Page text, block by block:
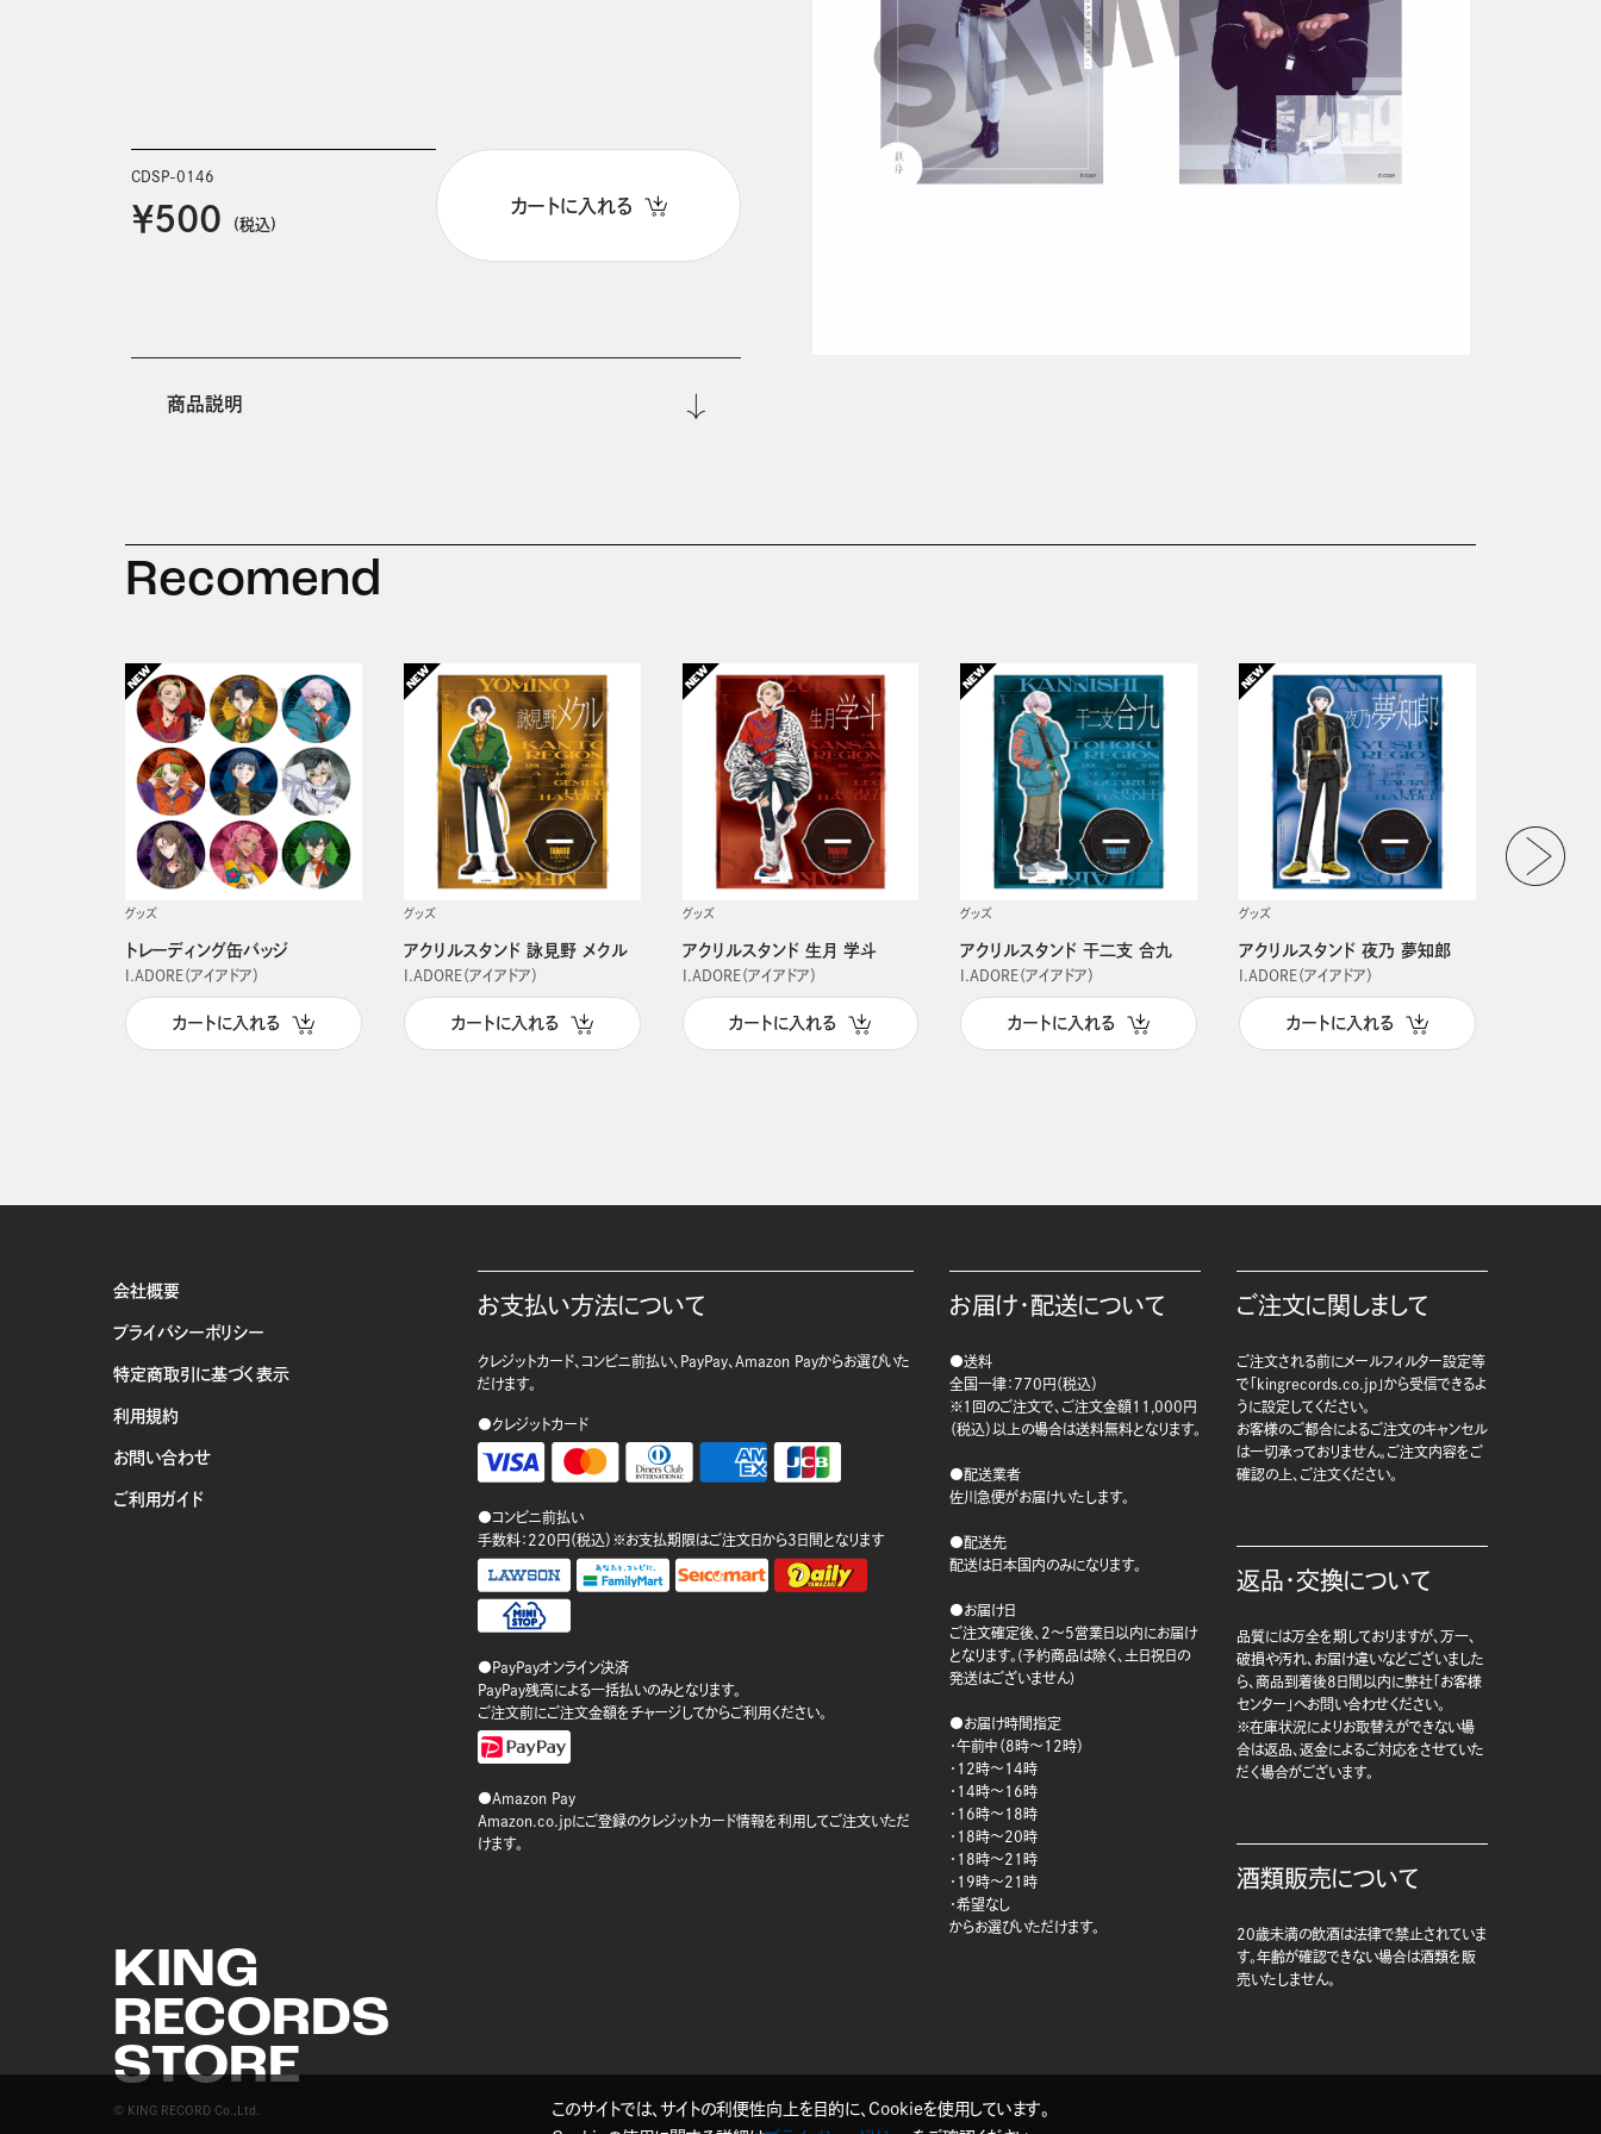
CDSP-0146
￥500 (税込)
カートに入れる
商品説明
Recomend
グッズ
トレーディング缶バッジ
I.ADORE（アイアドア）
カートに入れる
グッズ
アクリルスタンド 詠見野 メクル
I.ADORE（アイアドア）
カートに入れる
グッズ
アクリルスタンド 生月 学斗
I.ADORE（アイアドア）
カートに入れる
グッズ
アクリルスタンド 干二支 合九
I.ADORE（アイアドア）
カートに入れる
グッズ
アクリルスタンド 夜乃 夢知郎
I.ADORE（アイアドア）
カートに入れる
会社概要
プライバシーポリシー
特定商取引に基づく表示
利用規約
お問い合わせ
ご利用ガイド
KING
RECORDS
STORE
© KING RECORD Co.,Ltd.
お支払い方法について
クレジットカード、コンビニ前払い、PayPay、Amazon Payからお選びいた
だけます。
●クレジットカード
●コンビニ前払い
手数料：220円（税込）※お支払期限はご注文日から3日間となります
●PayPayオンライン決済
PayPay残高による一括払いのみとなります。
ご注文前にご注文金額をチャージしてからご利用ください。
●Amazon Pay
Amazon.co.jpにご登録のクレジットカード情報を利用してご注文いただ
けます。
お届け・配送について
●送料
全国一律：770円（税込）
※1回のご注文で、ご注文金額11,000円
（税込）以上の場合は送料無料となります。
●配送業者
佐川急便がお届けいたします。
●配送先
配送は日本国内のみになります。
●お届け日
ご注文確定後、2～5営業日以内にお届け
となります。(予約商品は除く、土日祝日の
発送はございません)
●お届け時間指定
・午前中（8時～12時）
・12時～14時
・14時～16時
・16時～18時
・18時～20時
・18時～21時
・19時～21時
・希望なし
からお選びいただけます。
ご注文に関しまして
ご注文される前にメールフィルター設定等
で「kingrecords.co.jp」から受信できるよ
うに設定してください。
お客様のご都合によるご注文のキャンセル
は一切承っておりません。ご注文内容をご
確認の上、ご注文ください。
返品・交換について
品質には万全を期しておりますが、万一、
破損や汚れ、お届け違いなどございました
ら、商品到着後8日間以内に弊社「お客様
センター」へお問い合わせください。
※在庫状況によりお取替えができない場
合は返品、返金によるご対応をさせていた
だく場合がございます。
酒類販売について
20歳未満の飲酒は法律で禁止されていま
す。年齢が確認できない場合は酒類を販
売いたしません。
このサイトでは、サイトの利便性向上を目的に、Cookieを使用しています。